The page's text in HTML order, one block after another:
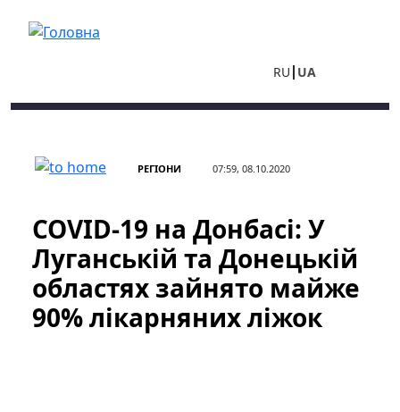
RU UA
РЕГІОНИ 07:59, 08.10.2020
COVID-19 на Донбасі: У
Луганській та Донецькій
областях зайнято майже
90% лікарняних ліжок